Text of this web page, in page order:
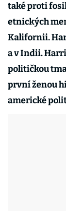
také proti
etnických
Kalifornii.
a v Indii.
političkou
první ženou
americké